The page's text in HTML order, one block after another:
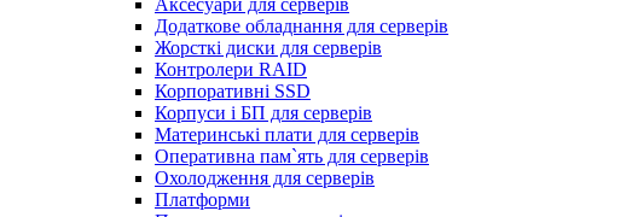
Аксесуари для серверів
Додаткове обладнання для серверів
Жорсткі диски для серверів
Контролери RAID
Корпоративні SSD
Корпуси і БП для серверів
Материнські плати для серверів
Оперативна пам`ять для серверів
Охолодження для серверів
Платформи